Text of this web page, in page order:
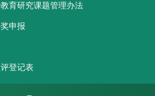
育研究课题管理办法
申报
登记表